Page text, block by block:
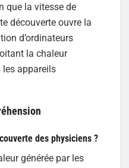
que la vitesse de
découverte ouvre la
d’ordinateurs
la chaleur
les appareils
des physiciens ?
générée par les